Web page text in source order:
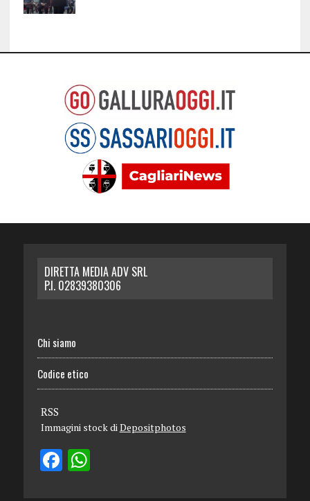
DIRETTA MEDIA ADV SRL
P.I. 02839380306
Chi siamo
Codice etico
RSS
Immagini stock diDepositphotos